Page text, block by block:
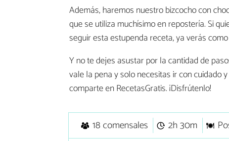
Además, haremos nuestro bizcocho con
que se utiliza muchísimo en repostería. Si
seguir esta estupenda receta, ya verás
Y no te dejes asustar por la cantidad de
vale la pena y solo necesitas ir con cuidado
comparte en RecetasGratis. ¡Disfrútenlo!
18 comensales 2h 30m